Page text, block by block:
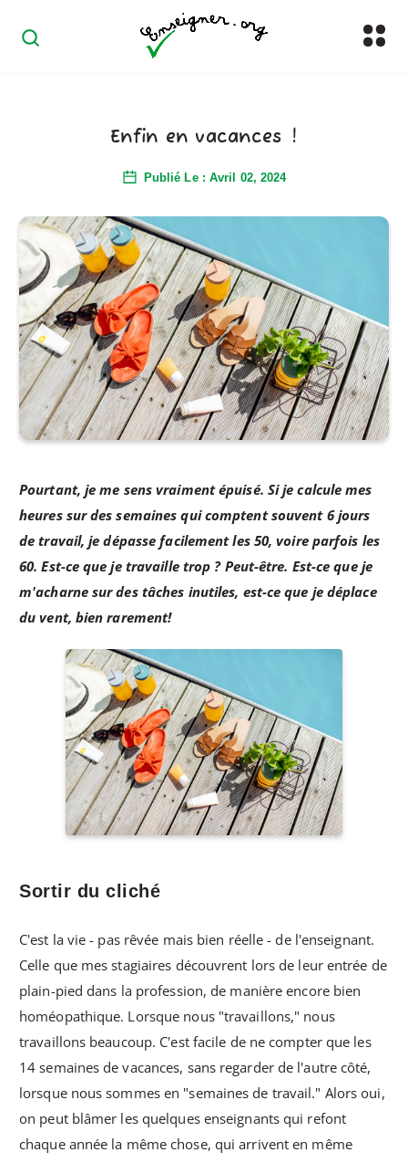
Enfin en vacances !
Publié Le : Avril 02, 2024
Pourtant, je me sens vraiment épuisé. Si je calcule mes
heures sur des semaines qui comptent souvent 6 jours
de travail, je dépasse facilement les 50, voire parfois les
60. Est-ce que je travaille trop ? Peut-être. Est-ce que je
m'acharne sur des tâches inutiles, est-ce que je déplace
du vent, bien rarement!
Sortir du cliché
C'est la vie - pas rêvée mais bien réelle - de l'enseignant.
Celle que mes stagiaires découvrent lors de leur entrée de
plain-pied dans la profession, de manière encore bien
homéopathique. Lorsque nous "travaillons," nous
travaillons beaucoup. C'est facile de ne compter que les
14 semaines de vacances, sans regarder de l'autre côté,
lorsque nous sommes en "semaines de travail." Alors oui,
on peut blâmer les quelques enseignants qui refont
chaque année la même chose, qui arrivent en même